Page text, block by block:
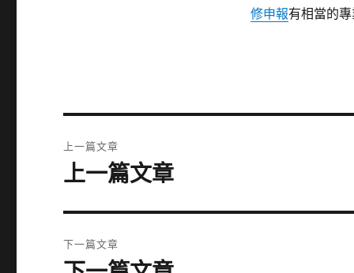
修申報有相當的
章
上一篇文章
上
篇
文
章:
上一篇文章
下一篇文章
下